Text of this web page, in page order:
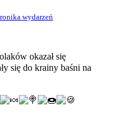
wydarzeń
okazał się
się do krainy baśni na